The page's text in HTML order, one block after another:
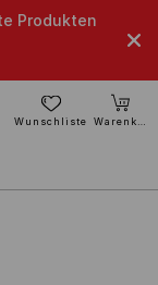
Produkten
Wunschliste Warenkorb